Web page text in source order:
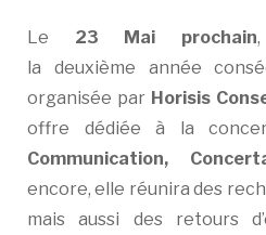
Le 23 Mai prochain
la deuxième année
organisée par Horisis
offre dédiée à la
Communication,
encore, elle réunira des
mais aussi des retours